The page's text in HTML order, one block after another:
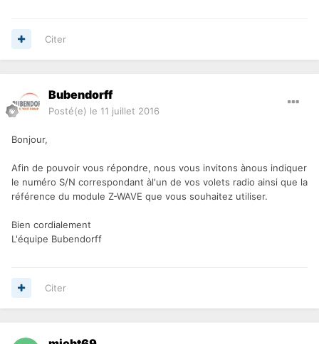
Citer
Bubendorff
Posté(e) le 11 juillet 2016
Bonjour,
Afin de pouvoir vous répondre, nous vous invitons ànous indiquer
le numéro S/N correspondant àl'un de vos volets radio ainsi que la
référence du module Z-WAVE que vous souhaitez utiliser.
Bien cordialement
L'équipe Bubendorff
Citer